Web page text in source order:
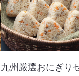
九州厳選おにぎり